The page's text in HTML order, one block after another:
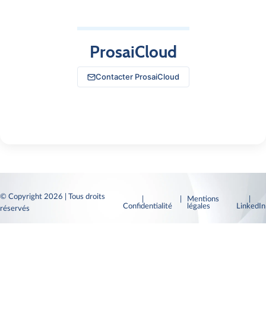
ProsaiCloud
Contacter ProsaiCloud
© Copyright 2026 | Tous droits
réservés
Confidentialité
| Mentions
légales